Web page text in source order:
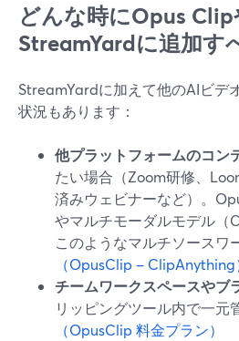
どんな時にOpus Clip
StreamYardに追加す
StreamYardに加えて他のAIビデ
状況もあります：
他プラットフォームのコン
たい場合（Zoom研修、
済みウェビナーなど）。
やマルチモーダルモデル（
このようなマルチソースワ
（OpusClip – ClipAnything
チームワークスペースやブ
リッピングツール内で一元
（OpusClip 料金プラン）